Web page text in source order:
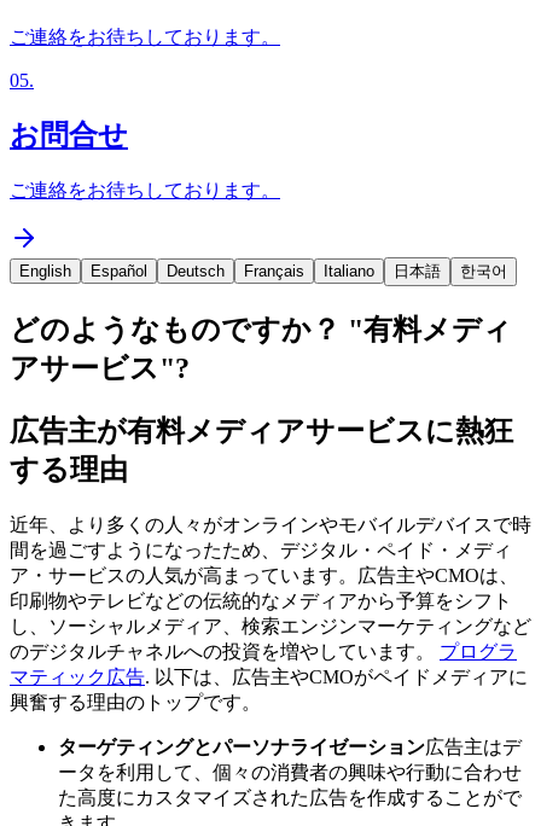
ご連絡をお待ちしております。
05.
お問合せ
ご連絡をお待ちしております。
English Español Deutsch Français Italiano 日本語 한국어
どのようなものですか？ "有料メディ
アサービス"?
広告主が有料メディアサービスに熱狂
する理由
近年、より多くの人々がオンラインやモバイルデバイスで時
間を過ごすようになったため、デジタル・ペイド・メディ
ア・サービスの人気が高まっています。広告主やCMOは、
印刷物やテレビなどの伝統的なメディアから予算をシフト
し、ソーシャルメディア、検索エンジンマーケティングなど
のデジタルチャネルへの投資を増やしています。 プログラ
マティック広告. 以下は、広告主やCMOがペイドメディアに
興奮する理由のトップです。
ターゲティングとパーソナライゼーション広告主はデ
ータを利用して、個々の消費者の興味や行動に合わせ
た高度にカスタマイズされた広告を作成することがで